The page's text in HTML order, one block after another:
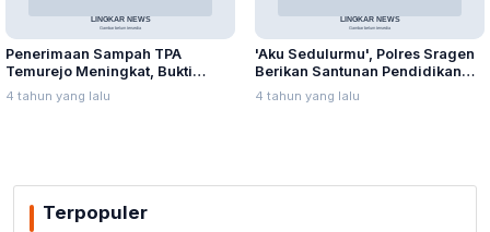
Penerimaan Sampah TPA
Temurejo Meningkat, Bukti
Masyarakat Blora Peduli
Kebersihan
4 tahun yang lalu
'Aku Sedulurmu', Polres Sragen
Berikan Santunan Pendidikan
Anak Yatim Piatu
4 tahun yang lalu
Terpopuler